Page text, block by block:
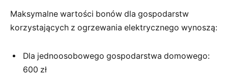
Maksymalne wartości bonów dla gospodarstw
korzystających z ogrzewania elektrycznego wynoszą:
Dla jednoosobowego gospodarstwa domowego:
600 zł